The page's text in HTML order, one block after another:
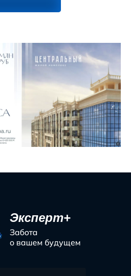
Эксперт+
Забота
о вашем будущем